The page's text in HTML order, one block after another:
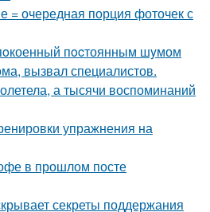
очередная порция фоточек с
пocтоянным шyмом
вызвал специалистов.
а тысячи воспоминаний
упражнения на
в прошлом посте
секреты поддержания